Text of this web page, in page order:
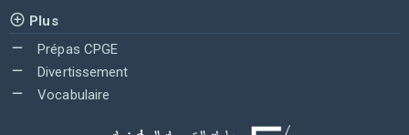
Plus
Prépas CPGE
Divertissement
Vocabulaire